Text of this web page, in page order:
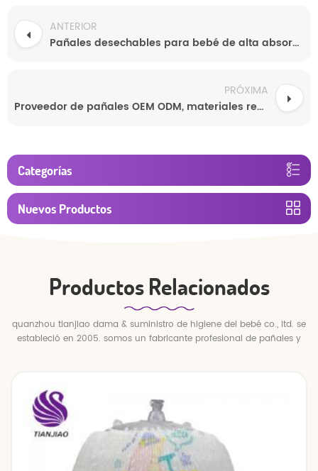
ANTERIOR
Pañales desechables para bebé de alta absorción con capa exterior transpirable, suaves al tacto y ultrafinos.
PRÓXIMA
Proveedor de pañales OEM ODM, materiales respetuosos con la piel, pañales desechables no tóxicos para bebés.
Categorías
Nuevos Productos
Productos Relacionados
quanzhou tianjiao dama & suministro de higiene del bebé co., ltd. se
estableció en 2005. somos un fabricante profesional de pañales y